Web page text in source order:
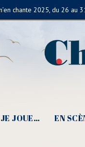
chante 2025, du 26 au
JOUE… EN